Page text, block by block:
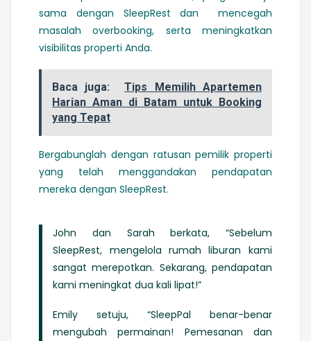
sama dengan SleepRest dan mencegah
masalah overbooking, serta meningkatkan
visibilitas properti Anda.
Baca juga:
Tips Memilih Apartemen
Harian Aman di Batam untuk Booking
yang Tepat
Bergabunglah dengan ratusan pemilik properti
yang telah menggandakan pendapatan
mereka dengan SleepRest.
John dan Sarah berkata, “Sebelum
SleepRest, mengelola rumah liburan kami
sangat merepotkan. Sekarang, pendapatan
kami meningkat dua kali lipat!”
Emily setuju, “SleepPal benar-benar
mengubah permainan! Pemesanan dan